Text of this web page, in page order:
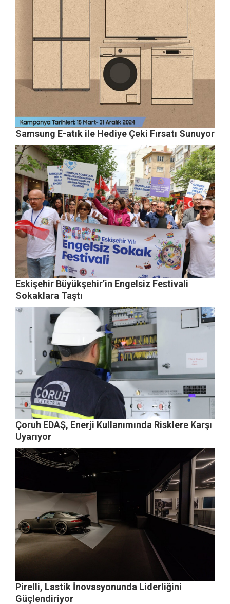
Samsung E-atık ile Hediye Çeki Fırsatı Sunuyor
Eskişehir Büyükşehir’in Engelsiz Festivali
Sokaklara Taştı
Çoruh EDAŞ, Enerji Kullanımında Risklere Karşı
Uyarıyor
Pirelli, Lastik İnovasyonunda Liderliğini
Güçlendiriyor